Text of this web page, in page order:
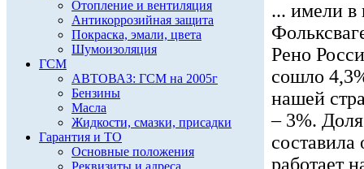
Отопление и вентиляция
Антикоррозийная защита
Покраска, эмали, цвета
Шумоизоляция
ГСМ
АВТОВАЗ: ГСМ на 2005г
Бензины
Масла
Жидкости, смазки, присадки
Гарантия и ТО
Основные положения
Реквизиты и адреса
... имели в
Рено
сошло
нашей
– 3%.
работает